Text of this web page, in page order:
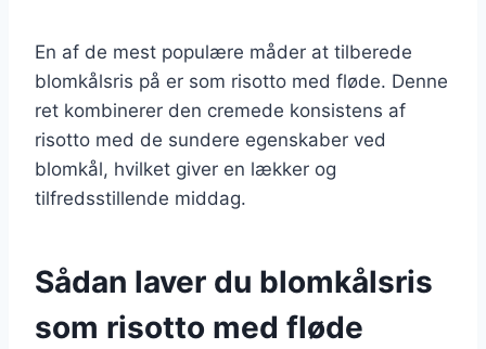
En af de mest populære måder at tilberede
blomkålsris på er som risotto med fløde. Denne
ret kombinerer den cremede konsistens af
risotto med de sundere egenskaber ved
blomkål, hvilket giver en lækker og
tilfredsstillende middag.
Sådan laver du blomkålsris
som risotto med fløde